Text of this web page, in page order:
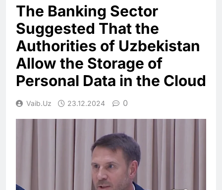
The Banking Sector
Suggested That the
Authorities of Uzbekistan
Allow the Storage of
Personal Data in the Cloud
Vaib.uz 23.12.2024 0